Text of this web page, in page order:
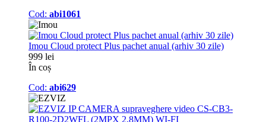
Cod: abi1061
Imou Cloud protect Plus pachet anual (arhiv 30 zile)
999 lei
În coș
Cod: abi629